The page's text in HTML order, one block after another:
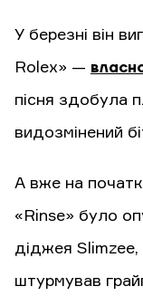
У березні він
Rolex» —
пісня здобула
видозмінений
А вже на
«Rinse» було
діджея Slimzee,
штурмував